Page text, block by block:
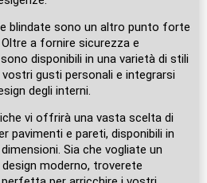
blindate sono un altro punto forte
a fornire sicurezza e
disponibili in una varietà di stili
gusti personali e integrarsi
degli interni.
vi offrirà una vasta scelta di
pavimenti e pareti, disponibili in
Sia che vogliate un
moderno, troverete